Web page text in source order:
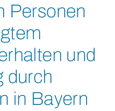
Personen
und
durch
in Bayern